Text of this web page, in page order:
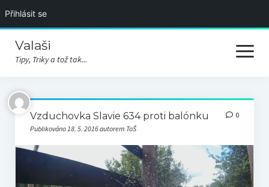
Přihlásit se
Valaši
Tipy, Triky a tož tak...
otevřít
menu
Úvodní stránka
Akce
Videa
Vzduchovka Slavie 634 proti balónku
Publikováno 18. 5. 2016 autorem ToŠ
0